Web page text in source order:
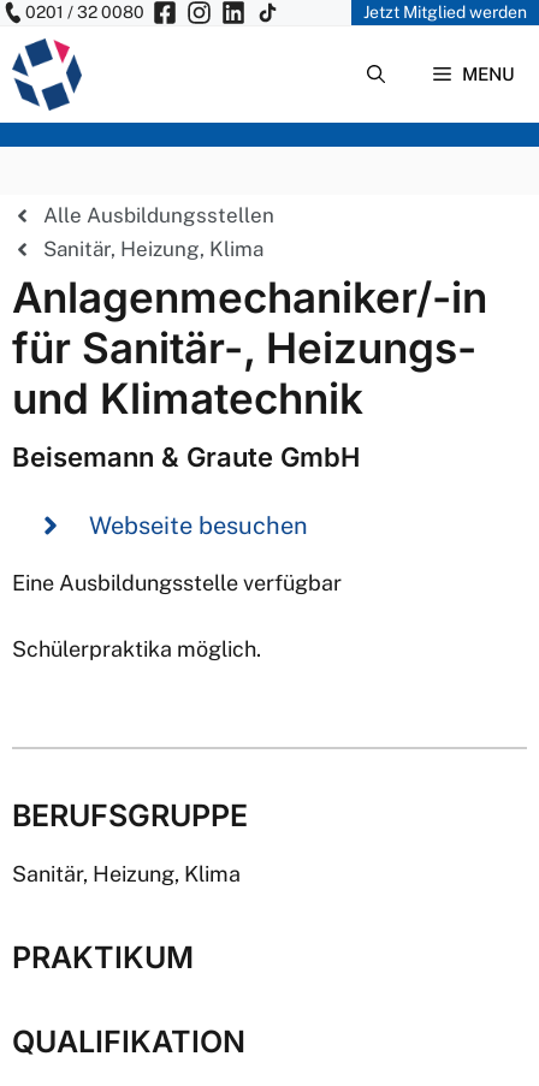
Zum
Inhalt
springen
0201 / 32 0080 Jetzt Mitglied werden
MENU
Alle Ausbildungsstellen
Sanitär, Heizung, Klima
Anlagenmechaniker/-in
für Sanitär-, Heizungs-
und Klimatechnik
Beisemann & Graute GmbH
Webseite besuchen
Eine Ausbildungsstelle verfügbar
Schülerpraktika möglich.
BERUFSGRUPPE
Sanitär, Heizung, Klima
PRAKTIKUM
QUALIFIKATION